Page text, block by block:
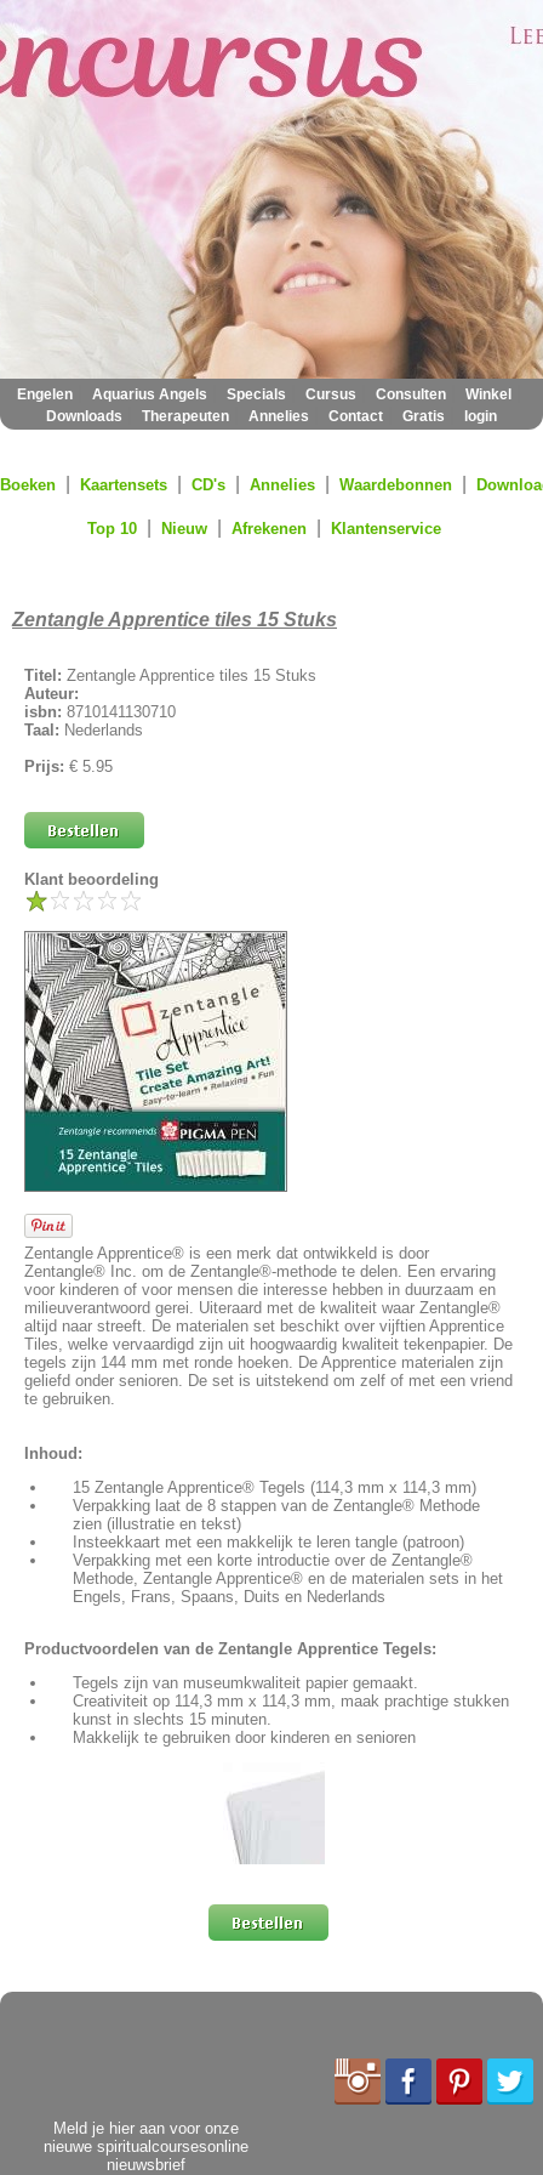
Engelen Aquarius Angels Specials Cursus Consulten Winkel
Downloads Therapeuten Annelies Contact Gratis login
Boeken Kaartensets CD's Annelies Waardebonnen
Top 10 Nieuw Afrekenen Klantenservice
Zentangle Apprentice tiles 15 Stuks
Titel: Zentangle Apprentice tiles 15 Stuks
Auteur:
isbn: 8710141130710
Taal: Nederlands
Prijs: € 5.95
Klant beoordeling
Zentangle Apprentice® is een merk dat ontwikkeld is door
Zentangle® Inc. om de Zentangle®-methode te delen. Een ervaring
voor kinderen of voor mensen die interesse hebben in duurzaam en
milieuverantwoord gerei. Uiteraard met de kwaliteit waar Zentangle®
altijd naar streeft. De materialen set beschikt over vijftien Apprentice
Tiles, welke vervaardigd zijn uit hoogwaardig kwaliteit tekenpapier. De
tegels zijn 144 mm met ronde hoeken. De Apprentice materialen zijn
geliefd onder senioren. De set is uitstekend om zelf of met een vriend
te gebruiken.
Inhoud:
15 Zentangle Apprentice® Tegels (114,3 mm x 114,3 mm)
Verpakking laat de 8 stappen van de Zentangle® Methode
zien (illustratie en tekst)
Insteekkaart met een makkelijk te leren tangle (patroon)
Verpakking met een korte introductie over de Zentangle®
Methode, Zentangle Apprentice® en de materialen sets in het
Engels, Frans, Spaans, Duits en Nederlands
Productvoordelen van de Zentangle Apprentice Tegels:
Tegels zijn van museumkwaliteit papier gemaakt.
Creativiteit op 114,3 mm x 114,3 mm, maak prachtige stukken
kunst in slechts 15 minuten.
Makkelijk te gebruiken door kinderen en senioren
Meld je hier aan voor onze
nieuwe spiritualcoursesonline
nieuwsbrief